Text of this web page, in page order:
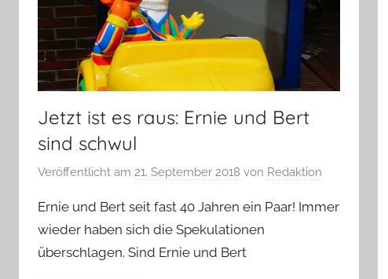
Jetzt ist es raus: Ernie und Bert
sind schwul
Veröffentlicht am 21. September 2018 von Redaktion
Ernie und Bert seit fast 40 Jahren ein Paar! Immer
wieder haben sich die Spekulationen
überschlagen. Sind Ernie und Bert